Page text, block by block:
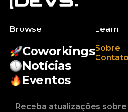
Browse
Coworkings
Notícias
Eventos
Learn
Sobre
Contato
Receba atualizações